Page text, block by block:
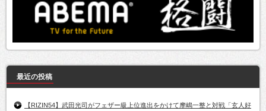
最近の投稿
【RIZIN54】武田光司がフェザー級上位進出をかけて摩嶋一整と対戦「玄人好